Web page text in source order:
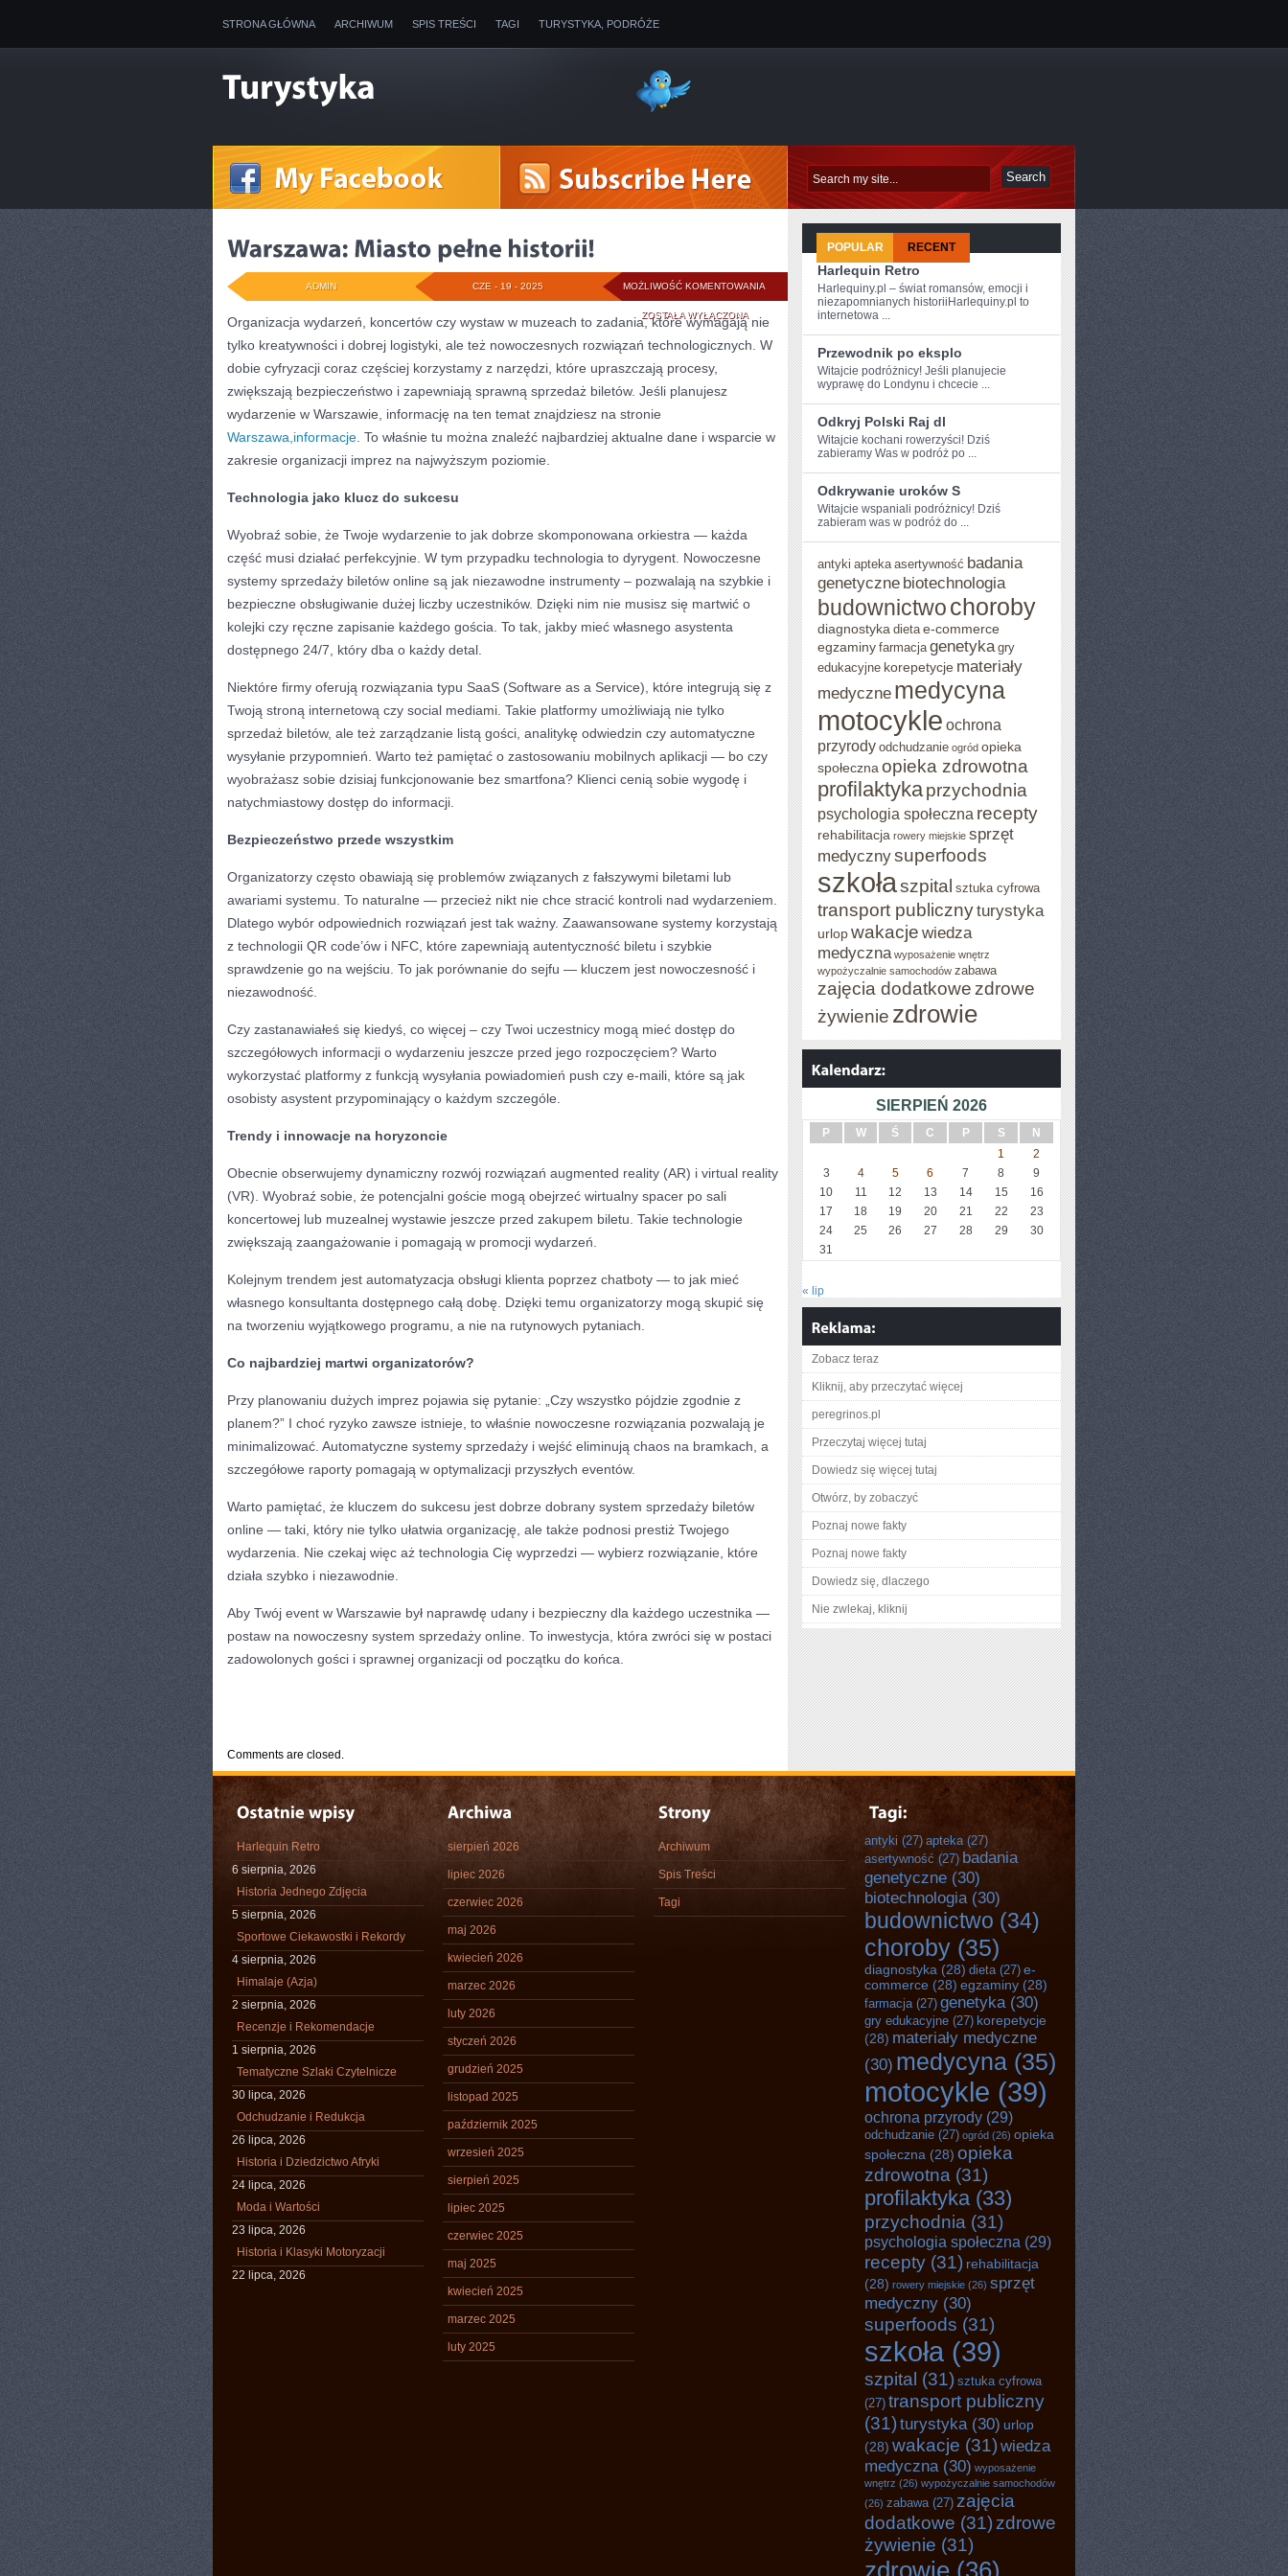
STRONA GŁÓWNA ARCHIWUM SPIS TREŚCI TAGI TURYSTYKA, PODRÓŻE
MOŻLIWOŚĆ KOMENTOWANIA WARSZAWA:
MIASTO
PEŁNE
HISTORII!
ZOSTAŁA WYŁĄCZONA
CZE - 19 - 2025
ADMIN
Organizacja wydarzeń, koncertów czy wystaw w muzeach to zadania, które wymagają nie
tylko kreatywności i dobrej logistyki, ale też nowoczesnych rozwiązań technologicznych. W
dobie cyfryzacji coraz częściej korzystamy z narzędzi, które upraszczają procesy,
zwiększają bezpieczeństwo i zapewniają sprawną sprzedaż biletów. Jeśli planujesz
wydarzenie w Warszawie, informację na ten temat znajdziesz na stronie
Warszawa,informacje . To właśnie tu można znaleźć najbardziej aktualne dane i wsparcie w
zakresie organizacji imprez na najwyższym poziomie.
Technologia jako klucz do sukcesu
Wyobraź sobie, że Twoje wydarzenie to jak dobrze skomponowana orkiestra — każda
część musi działać perfekcyjnie. W tym przypadku technologia to dyrygent. Nowoczesne
systemy sprzedaży biletów online są jak niezawodne instrumenty – pozwalają na szybkie i
bezpieczne obsługiwanie dużej liczby uczestników. Dzięki nim nie musisz się martwić o
kolejki czy ręczne zapisanie każdego gościa. To tak, jakby mieć własnego asystenta
dostępnego 24/7, który dba o każdy detal.
Niektóre firmy oferują rozwiązania typu SaaS (Software as a Service), które integrują się z
Twoją stroną internetową czy social mediami. Takie platformy umożliwiają nie tylko
sprzedaż biletów, ale też zarządzanie listą gości, analitykę odwiedzin czy automatyczne
wysyłanie przypomnień. Warto też pamiętać o zastosowaniu mobilnych aplikacji — bo czy
wyobrażasz sobie dzisiaj funkcjonowanie bez smartfona? Klienci cenią sobie wygodę i
natychmiastowy dostęp do informacji.
Bezpieczeństwo przede wszystkim
Organizatorzy często obawiają się problemów związanych z fałszywymi biletami lub
awariami systemu. To naturalne — przecież nikt nie chce stracić kontroli nad wydarzeniem.
Dlatego wybór odpowiednich rozwiązań jest tak ważny. Zaawansowane systemy korzystają
z technologii QR code’ów i NFC, które zapewniają autentyczność biletu i szybkie
sprawdzenie go na wejściu. To jak porównanie do sejfu — kluczem jest nowoczesność i
niezawodność.
Czy zastanawiałeś się kiedyś, co więcej – czy Twoi uczestnicy mogą mieć dostęp do
szczegółowych informacji o wydarzeniu jeszcze przed jego rozpoczęciem? Warto
wykorzystać platformy z funkcją wysyłania powiadomień push czy e-maili, które są jak
osobisty asystent przypominający o każdym szczególe.
Trendy i innowacje na horyzoncie
Obecnie obserwujemy dynamiczny rozwój rozwiązań augmented reality (AR) i virtual reality
(VR). Wyobraź sobie, że potencjalni goście mogą obejrzeć wirtualny spacer po sali
koncertowej lub muzealnej wystawie jeszcze przed zakupem biletu. Takie technologie
zwiększają zaangażowanie i pomagają w promocji wydarzeń.
Kolejnym trendem jest automatyzacja obsługi klienta poprzez chatboty — to jak mieć
własnego konsultanta dostępnego całą dobę. Dzięki temu organizatorzy mogą skupić się
na tworzeniu wyjątkowego programu, a nie na rutynowych pytaniach.
Co najbardziej martwi organizatorów?
Przy planowaniu dużych imprez pojawia się pytanie: „Czy wszystko pójdzie zgodnie z
planem?” I choć ryzyko zawsze istnieje, to właśnie nowoczesne rozwiązania pozwalają je
minimalizować. Automatyczne systemy sprzedaży i wejść eliminują chaos na bramkach, a
szczegółowe raporty pomagają w optymalizacji przyszłych eventów.
Warto pamiętać, że kluczem do sukcesu jest dobrze dobrany system sprzedaży biletów
online — taki, który nie tylko ułatwia organizację, ale także podnosi prestiż Twojego
wydarzenia. Nie czekaj więc aż technologia Cię wyprzedzi — wybierz rozwiązanie, które
działa szybko i niezawodnie.
Aby Twój event w Warszawie był naprawdę udany i bezpieczny dla każdego uczestnika —
postaw na nowoczesny system sprzedaży online. To inwestycja, która zwróci się w postaci
zadowolonych gości i sprawnej organizacji od początku do końca.
Comments are closed.
POPULAR RECENT
Harlequin Retro
Harlequiny.pl – świat romansów, emocji i
niezapomnianych historiiHarlequiny.pl to
internetowa ...
Przewodnik po eksplo
Witajcie ⁤podróżnicy! Jeśli ‍planujecie
wyprawę do Londynu i chcecie ...
Odkryj Polski Raj dl
Witajcie kochani rowerzyści! Dziś
zabieramy Was w podróż po ...
Odkrywanie uroków S
Witajcie ⁢wspaniali podróżnicy! Dziś⁢
zabieram was w‌ podróż ⁣do ...
antyki apteka asertywność badania
genetyczne biotechnologia
budownictwochoroby
diagnostyka dieta e-commerce
egzaminy farmacja genetyka gry
edukacyjne korepetycje materiały
medyczne medycyna
motocykle ochrona
przyrody odchudzanie ogród opieka
społeczna opieka zdrowotna
profilaktykaprzychodnia
psychologia społeczna recepty
rehabilitacja rowery miejskie sprzęt
medycznysuperfoods
szkołaszpital sztuka cyfrowa
transport publicznyturystyka
urlopwakacje wiedza
medyczna wyposażenie wnętrz
wypożyczalnie samochodów zabawa
zajęcia dodatkowe zdrowe
żywienie zdrowie
SIERPIEŃ 2026
P W Ś C P S
N
1
2
3
4 5 6 7 8
9
10
11 12 13 14 15
16
17
18 19 20 21 22
23
24
25 26 27 28 29
30
31
« lip
Zobacz teraz
Kliknij, aby przeczytać więcej
peregrinos.pl
Przeczytaj więcej tutaj
Dowiedz się więcej tutaj
Otwórz, by zobaczyć
Poznaj nowe fakty
Poznaj nowe fakty
Dowiedz się, dlaczego
Nie zwlekaj, kliknij
Harlequin Retro
6 sierpnia, 2026
Historia Jednego Zdjęcia
5 sierpnia, 2026
Sportowe Ciekawostki i Rekordy
4 sierpnia, 2026
Himalaje (Azja)
2 sierpnia, 2026
Recenzje i Rekomendacje
1 sierpnia, 2026
Tematyczne Szlaki Czytelnicze
30 lipca, 2026
Odchudzanie i Redukcja
26 lipca, 2026
Historia i Dziedzictwo Afryki
24 lipca, 2026
Moda i Wartości
23 lipca, 2026
Historia i Klasyki Motoryzacji
22 lipca, 2026
sierpień 2026
lipiec 2026
czerwiec 2026
maj 2026
kwiecień 2026
marzec 2026
luty 2026
styczeń 2026
grudzień 2025
listopad 2025
październik 2025
wrzesień 2025
sierpień 2025
lipiec 2025
czerwiec 2025
maj 2025
kwiecień 2025
marzec 2025
luty 2025
Archiwum
Spis Treści
Tagi
antyki (27) apteka(27)
asertywność (27) badania
genetyczne (30)
biotechnologia(30)
budownictwo (34)
choroby (35)
diagnostyka (28) dieta(27) e-
commerce (28) egzaminy (28)
farmacja(27) genetyka(30)
gry edukacyjne (27) korepetycje
(28) materiały medyczne
(30) medycyna (35)
motocykle (39)
ochrona przyrody (29)
odchudzanie (27) ogród (26) opieka
społeczna (28) opieka
zdrowotna (31)
profilaktyka(33)
przychodnia (31)
psychologia społeczna (29)
recepty (31) rehabilitacja
(28) rowery miejskie (26) sprzęt
medyczny (30)
superfoods (31)
szkoła (39)
szpital (31) sztuka cyfrowa
(27) transport publiczny
(31) turystyka(30) urlop
(28) wakacje (31) wiedza
medyczna(30) wyposażenie
wnętrz (26) wypożyczalnie samochodów
(26) zabawa(27) zajęcia
dodatkowe (31) zdrowe
żywienie (31)
zdrowie (36)